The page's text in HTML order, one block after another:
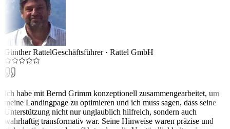
Günther RattelGeschäftsführer· Rattel GmbH
Ich habe mit Bernd Grimm konzeptionell zusammengearbeitet, um
meine Landingpage zu optimieren und ich muss sagen, dass seine
Unterstützung nicht nur unglaublich hilfreich, sondern auch
wahrhaftig transformativ war. Seine Hinweise waren präzise und